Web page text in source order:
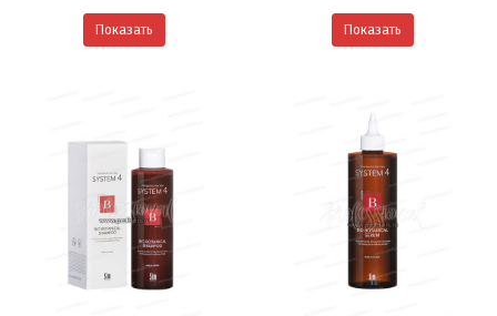
Показать Показать